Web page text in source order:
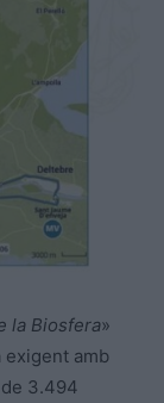
la Biosfera»
amb
3.494